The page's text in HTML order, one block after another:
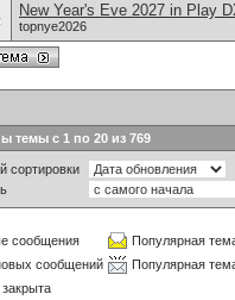
New Year's Eve 2027 in Play
topnye2026
темы с 1 по 20 из 769
сортировки
сообщения
Популярная
сообщений
Популярная